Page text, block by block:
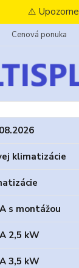
⚠️
Cenová ponuka
klimatizácie
s montážou
2,5 kW
3,5 kW